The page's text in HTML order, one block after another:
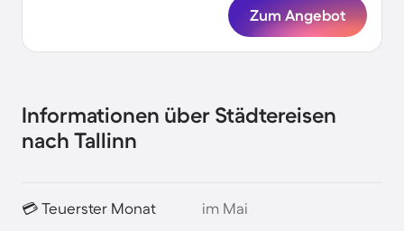
Zum Angebot
Informationen über Städtereisen
nach Tallinn
💳 Teuerster Monat im Mai